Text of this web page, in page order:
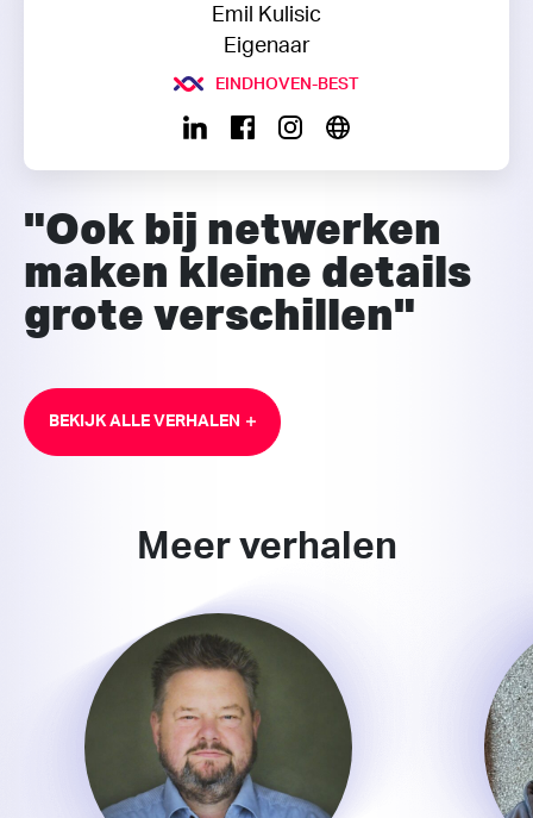
Emil Kulisic
Eigenaar
EINDHOVEN-BEST
"Ook bij netwerken
maken kleine details
grote verschillen"
BEKIJK ALLE VERHALEN
Meer verhalen